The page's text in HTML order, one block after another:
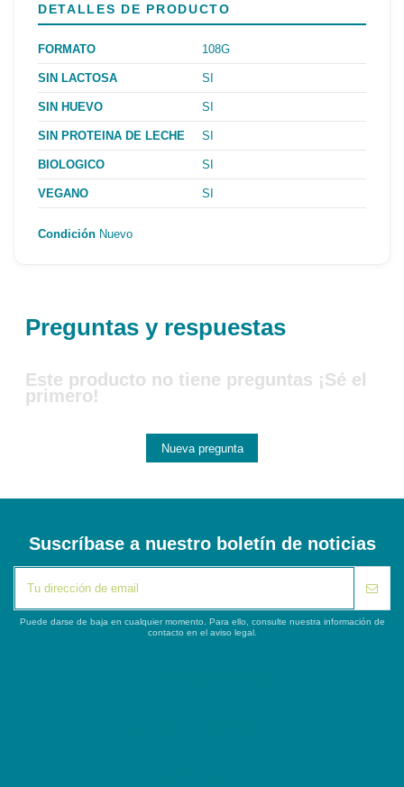
DETALLES DE PRODUCTO
FORMATO 108G
SIN LACTOSA SI
SIN HUEVO SI
SIN PROTEINA DE LECHE SI
BIOLOGICO SI
VEGANO SI
Condición Nuevo
Preguntas y respuestas
Este producto no tiene preguntas ¡Sé el
primero!
Nueva pregunta
Suscríbase a nuestro boletín de noticias
Puede darse de baja en cualquier momento. Para ello, consulte nuestra información de
contacto en el aviso legal.